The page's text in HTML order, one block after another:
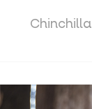
Chinchilla